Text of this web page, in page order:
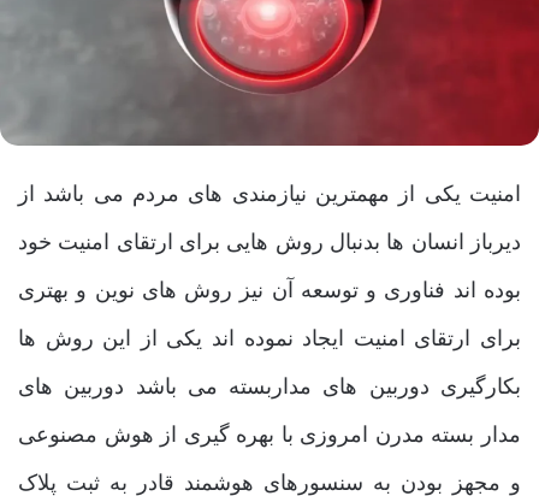
امنیت یکی از مهمترین نیازمندی های مردم می باشد از
دیرباز انسان ها بدنبال روش هایی برای ارتقای امنیت خود
بوده اند فناوری و توسعه آن نیز روش های نوین و بهتری
برای ارتقای امنیت ایجاد نموده اند یکی از این روش ها
بکارگیری دوربین های مداربسته می باشد دوربین های
مدار بسته مدرن امروزی با بهره گیری از هوش مصنوعی
و مجهز بودن به سنسورهای هوشمند قادر به ثبت پلاک